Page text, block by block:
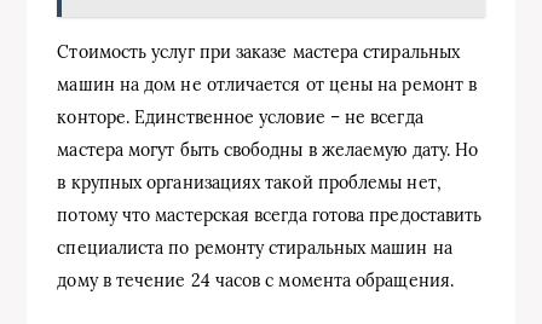
Стоимость услуг при заказе мастера стиральных
машин на дом не отличается от цены на ремонт в
конторе. Единственное условие – не всегда
мастера могут быть свободны в желаемую дату. Но
в крупных организациях такой проблемы нет,
потому что мастерская всегда готова предоставить
специалиста по ремонту стиральных машин на
дому в течение 24 часов с момента обращения.